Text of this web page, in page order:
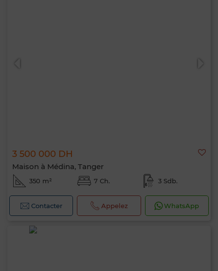
3 500 000 DH
Maison à Médina, Tanger
350 m² 7 Ch. 3 Sdb.
Contacter Appelez WhatsApp